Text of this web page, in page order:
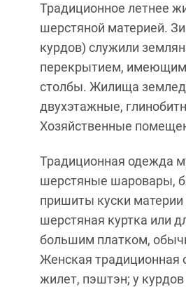
Традиционное летнее
шерстяной материей.
курдов) служили
перекрытием, имеющим
столбы. Жилища
двухэтажные,
Хозяйственные
Традиционная одежда
шерстяные шаровары,
пришиты куски
шерстяная куртка или
большим платком,
Женская традиционная
жилет, пэштэн; у